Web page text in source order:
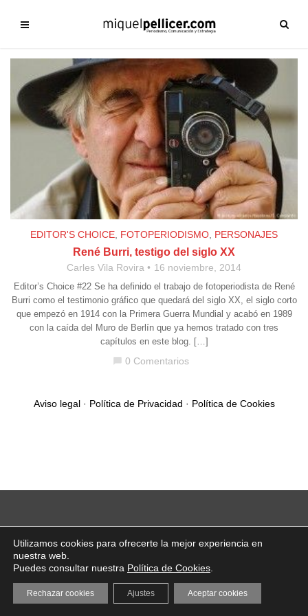
EDITOR'S CHOICE FOTOPERIODISMO PERSONAJES
René Burri, testigo del siglo XX
Carles Vila Rovira 16 noviembre, 2014
Editor’s Choice #22 Se ha definido el trabajo de fotoperiodista de René
Burri como el testimonio gráfico que quedará del siglo XX, el siglo corto
que empezó en 1914 con la Primera Guerra Mundial y acabó en 1989
con la caída del Muro de Berlín que ya hemos tratado con tres
capítulos en este blog. […]
chat_bubble 0 Comentarios
Aviso legal· Política de Privacidad · Política de Cookies
Utilizamos cookies para ofrecerte la mejor experiencia en
nuestra web.
Puedes consultar nuestra Política de Cookies
Aceptar cookies
Rechazar cookies Ajustes